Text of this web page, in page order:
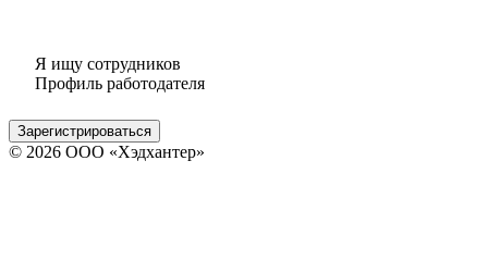
Я ищу сотрудников
Профиль работодателя
Зарегистрироваться
© 2026 ООО «Хэдхантер»